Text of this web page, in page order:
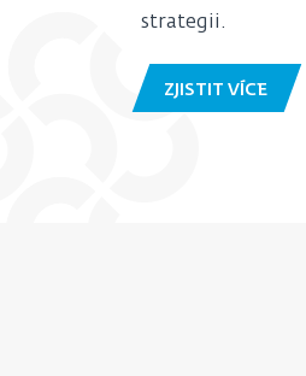
strategii.
ZJISTIT VÍCE